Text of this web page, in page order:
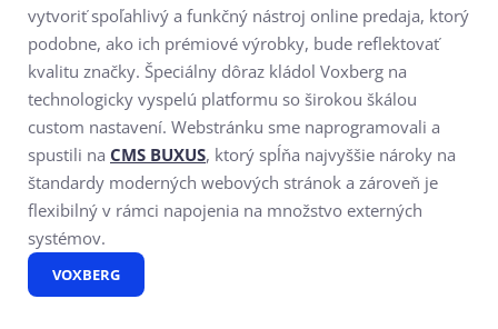
vytvoriť spoľahlivý a funkčný nástroj online predaja, ktorý
podobne, ako ich prémiové výrobky, bude reflektovať
kvalitu značky. Špeciálny dôraz kládol Voxberg na
technologicky vyspelú platformu so širokou škálou
custom nastavení. Webstránku sme naprogramovali a
spustili na CMS BUXUS, ktorý spĺňa najvyššie nároky na
štandardy moderných webových stránok a zároveň je
flexibilný v rámci napojenia na množstvo externých
systémov.
VOXBERG